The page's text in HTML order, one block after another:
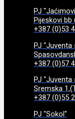
PJ
Pijeskovi bb
+387 (0)53
PJ
+387 (0)57
PJ "Juventa
Sremska
+387 (0)55
PJ "Sokol"